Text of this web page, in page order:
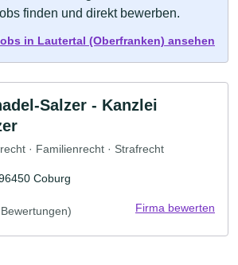
finden und direkt bewerben.
in Lautertal (Oberfranken) ansehen
Salzer - Kanzlei
· Familienrecht · Strafrecht
Coburg
Firma bewerten